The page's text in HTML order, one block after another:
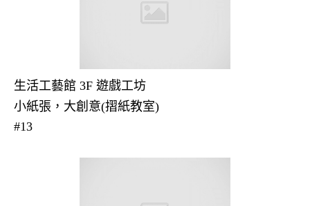
生活工藝館 3F 遊戲工坊
小紙張，大創意(摺紙教室)
#13